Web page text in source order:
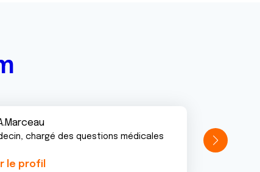
chargé des questions médicales
le profil